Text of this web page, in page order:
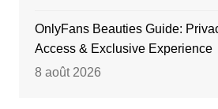
OnlyFans Beauties Guide:
Access & Exclusive Experience
8 août 2026